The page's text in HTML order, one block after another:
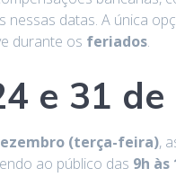
nessas datas. A única
durante os feriados.
e 31
(terça-feira),
ao público das 9h às